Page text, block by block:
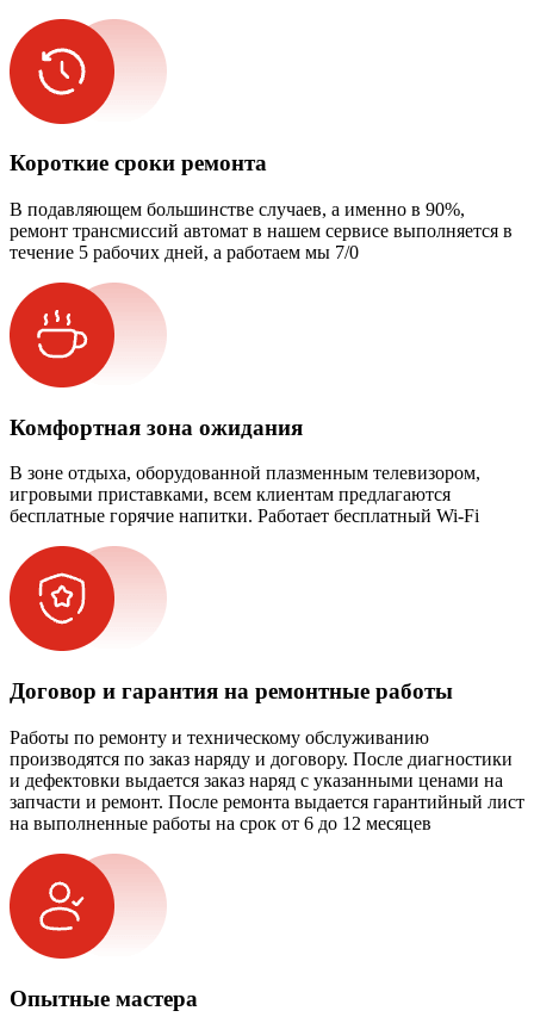
Короткие сроки ремонта
В подавляющем большинстве случаев, а именно в 90%,
ремонт трансмиссий автомат в нашем сервисе выполняется в
течение 5 рабочих дней, а работаем мы 7/0
Комфортная зона ожидания
В зоне отдыха, оборудованной плазменным телевизором,
игровыми приставками, всем клиентам предлагаются
бесплатные горячие напитки. Работает бесплатный Wi-Fi
Договор и гарантия на ремонтные работы
Работы по ремонту и техническому обслуживанию
производятся по заказ наряду и договору. После диагностики
и дефектовки выдается заказ наряд с указанными ценами на
запчасти и ремонт. После ремонта выдается гарантийный лист
на выполненные работы на срок от 6 до 12 месяцев
Опытные мастера